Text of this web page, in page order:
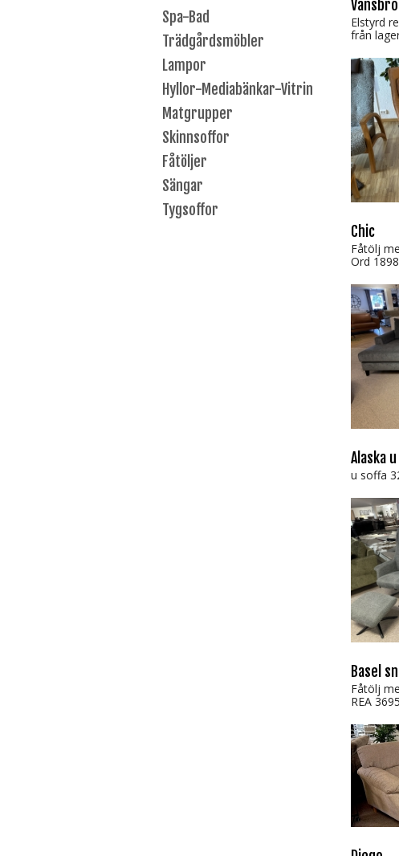
Spa-Bad
Trädgårds­möbler
Lampor
Hyllor-Mediabänkar-Vitrin
Matgrupper
Skinnsoffor
Fåtöljer
Sängar
Tygsoffor
Vansbro
Elstyrd
från
Chic
Fåtölj
Ord
Alaska
u soffa
Basel
Fåtölj
REA